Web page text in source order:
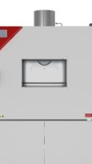
5 2729054